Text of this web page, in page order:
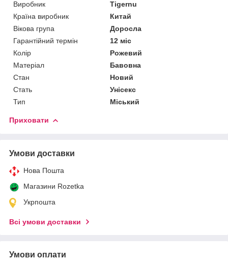
Виробник
Tigernu
Країна виробник
Китай
Вікова група
Доросла
Гарантійний термін
12 міс
Колір
Рожевий
Матеріал
Бавовна
Стан
Новий
Стать
Унісекс
Тип
Міський
Приховати
Умови доставки
Нова Пошта
Магазини Rozetka
Укрпошта
Всі умови доставки
Умови оплати